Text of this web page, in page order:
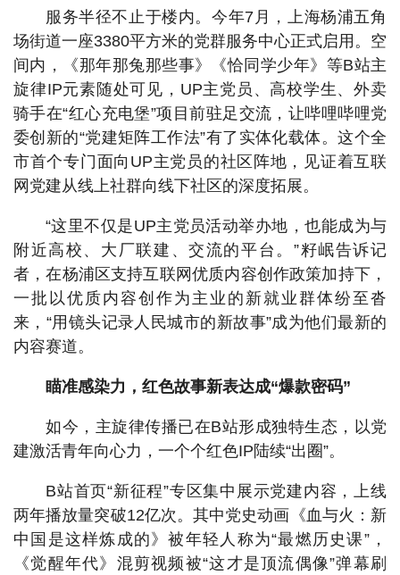
服务半径不止于楼内。今年7月，上海杨浦五角
场街道一座3380平方米的党群服务中心正式启用。空
间内，《那年那兔那些事》《恰同学少年》等B站主
旋律IP元素随处可见，UP主党员、高校学生、外卖
骑手在“红心充电堡”项目前驻足交流，让哔哩哔哩党
委创新的“党建矩阵工作法”有了实体化载体。这个全
市首个专门面向UP主党员的社区阵地，见证着互联
网党建从线上社群向线下社区的深度拓展。
“这里不仅是UP主党员活动举办地，也能成为与
附近高校、大厂联建、交流的平台。”籽岷告诉记
者，在杨浦区支持互联网优质内容创作政策加持下，
一批以优质内容创作为主业的新就业群体纷至沓
来，“用镜头记录人民城市的新故事”成为他们最新的
内容赛道。
瞄准感染力，红色故事新表达成“爆款密码”
如今，主旋律传播已在B站形成独特生态，以党
建激活青年向心力，一个个红色IP陆续“出圈”。
B站首页“新征程”专区集中展示党建内容，上线
两年播放量突破12亿次。其中党史动画《血与火：新
中国是这样炼成的》被年轻人称为“最燃历史课”，
《觉醒年代》混剪视频被“这才是顶流偶像”弹幕刷